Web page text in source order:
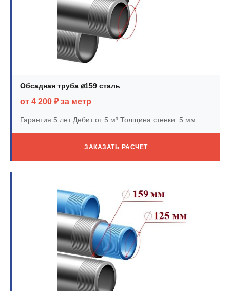
Обсадная труба ⌀159 сталь
от 4 200 ₽ за метр
Гарантия 5 летДебит от 5 м³ Толщина стенки: 5 мм
ЗАКАЗАТЬ РАСЧЕТ